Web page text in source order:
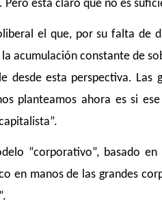
está claro que no es
el que, por su falta de
acumulación constante de
desde esta perspectiva. Las
planteamos ahora es si
“corporativo”, basado
en manos de las grandes